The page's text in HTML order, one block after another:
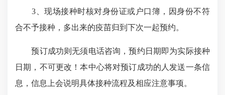
3、现场接种时核对身份证或户口簿，因身份不符
合不予接种，多出来的疫苗归到下次一起预约。
预订成功则无须电话咨询，预约日期即为实际接种
日期，不可更改！本中心将对预订成功的人发送一条信
息，信息上会说明具体接种流程及相应注意事项。